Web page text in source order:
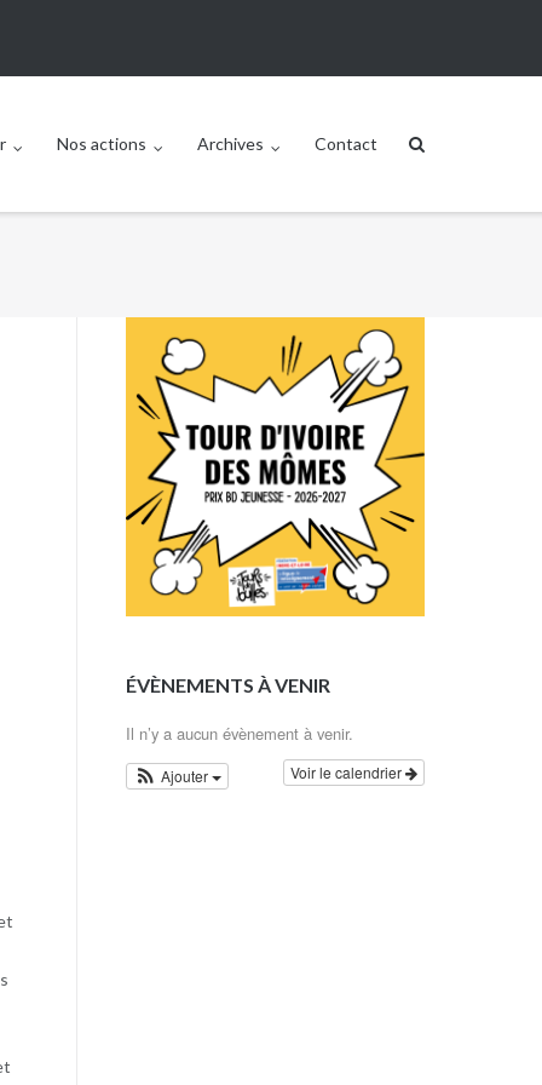
Nos actions Archives Contact
ÉVÈNEMENTS À VENIR
Il n’y a aucun évènement à venir.
Voir le calendrier
Ajouter